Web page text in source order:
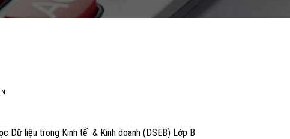
Dữ liệu trong Kinh tế & Kinh doanh (DSEB) Lớp B